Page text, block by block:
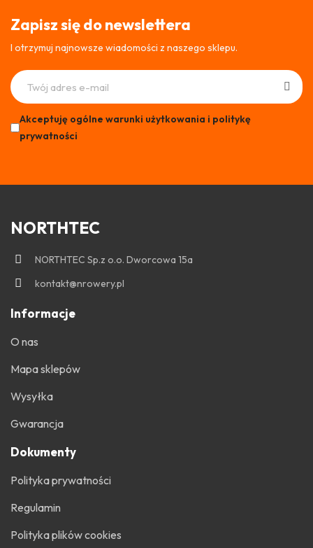
Zapisz się do newslettera
I otrzymuj najnowsze wiadomości z naszego sklepu.
Akceptuję ogólne warunki użytkowania i politykę
prywatności
NORTHTEC
NORTHTEC Sp.z o.o. Dworcowa 15a
kontakt@nrowery.pl
Informacje
O nas
Mapa sklepów
Wysyłka
Gwarancja
Dokumenty
Polityka prywatności
Regulamin
Polityka plików cookies